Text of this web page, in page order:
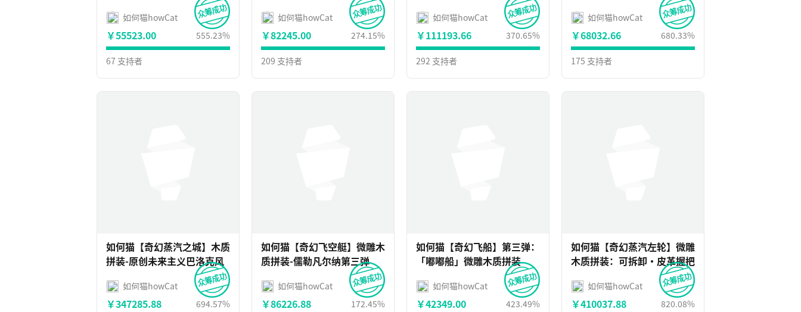
如何猫howCat
￥55523.00 555.23%
67 支持者
如何猫howCat
￥82245.00 274.15%
209 支持者
如何猫howCat
￥111193.66 370.65%
292 支持者
如何猫howCat
￥68032.66 680.33%
175 支持者
如何猫【奇幻蒸汽之城】木质
拼装-原创未来主义巴洛克风
如何猫howCat
￥347285.88 694.57%
如何猫【奇幻飞空艇】微雕木
质拼装-儒勒凡尔纳第三弹
如何猫howCat
￥86226.88 172.45%
如何猫【奇幻飞船】第三弹：
「嘟嘟船」微雕木质拼装
如何猫howCat
￥42349.00 423.49%
如何猫【奇幻蒸汽左轮】微雕
木质拼装：可拆卸·皮革握把
如何猫howCat
￥410037.88 820.08%